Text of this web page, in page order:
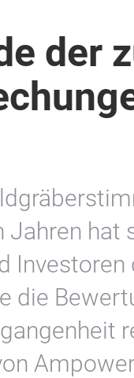
der
Jahren hat
die